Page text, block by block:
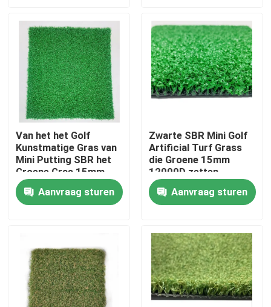
Videos
Over ons
Fabrieksrondleiding
Kwaliteitscontrole
Neem contact met ons op
Gevallen
Voetbal Kunstmatig Gras
Van het het Golf
Kunstmatige Gras van
Mini Putting SBR het
Groene Gras 15mm
12000D 3/16“
Aanvraag sturen
Zwarte SBR Mini Golf
Artificial Turf Grass
die Groene 15mm
12000D zetten
Aanvraag sturen